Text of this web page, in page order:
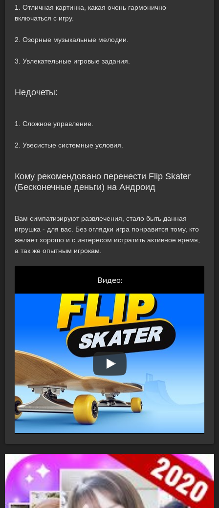
1. Отличная картинка, какая очень гармонично
включаться с игру.
2. Озорные музыкальные мелодии.
3. Увлекательные игровые задания.
Недочеты:
1. Сложное управление.
2. Увесистые системные условия.
Кому рекомендовано перенести Flip Skater
(Бесконечные деньги) на Андроид
Вам симпатизируют развлечения, стало быть данная
игрушка - для вас. Без оглядки игра понравится тому, кто
желает хорошо и с интересом истратить активное время,
а так же опытным игрокам.
Видео: